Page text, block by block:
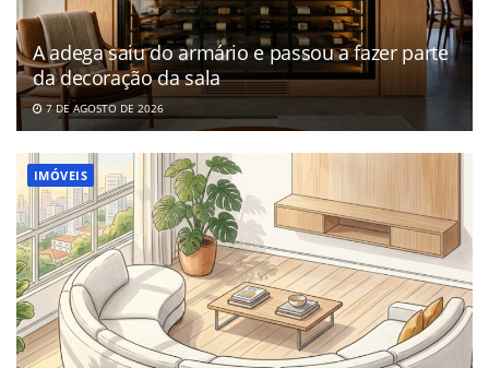
A adega saiu do armário e passou a fazer parte
da decoração da sala
7 DE AGOSTO DE 2026
IMÓVEIS